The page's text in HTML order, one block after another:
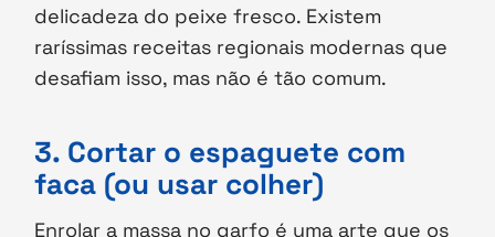
delicadeza do peixe fresco. Existem
raríssimas receitas regionais modernas que
desafiam isso, mas não é tão comum.
3. Cortar o espaguete com
faca (ou usar colher)
Enrolar a massa no garfo é uma arte que os